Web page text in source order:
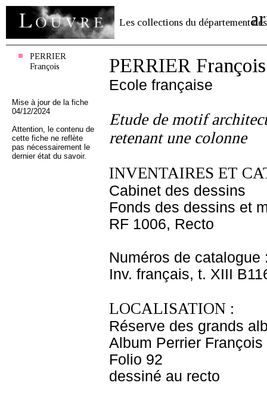
Les collections du département des
PERRIER
François
Mise à jour de la fiche
04/12/2024
Attention, le contenu de
cette fiche ne reflète
pas nécessairement le
dernier état du savoir.
PERRIER François
Ecole française
Etude de motif
retenant une colonne
INVENTAIRES ET
Cabinet des dessins
Fonds des dessins et
RF 1006, Recto
Numéros de catalogue
Inv. français, t. XIII
LOCALISATION :
Réserve des grands
Album Perrier François
Folio 92
dessiné au recto